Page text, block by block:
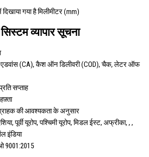
गया है मिलीमीटर (mm)
व्यापार सूचना
(CA), कैश ऑन डिलीवरी (COD), चैक, लेटर ऑफ
सप्ताह
की आवश्यकता के अनुसार
पूर्वी यूरोप, पश्चिमी यूरोप, मिडल ईस्ट, अफ्रीका, , ,
इंडिया